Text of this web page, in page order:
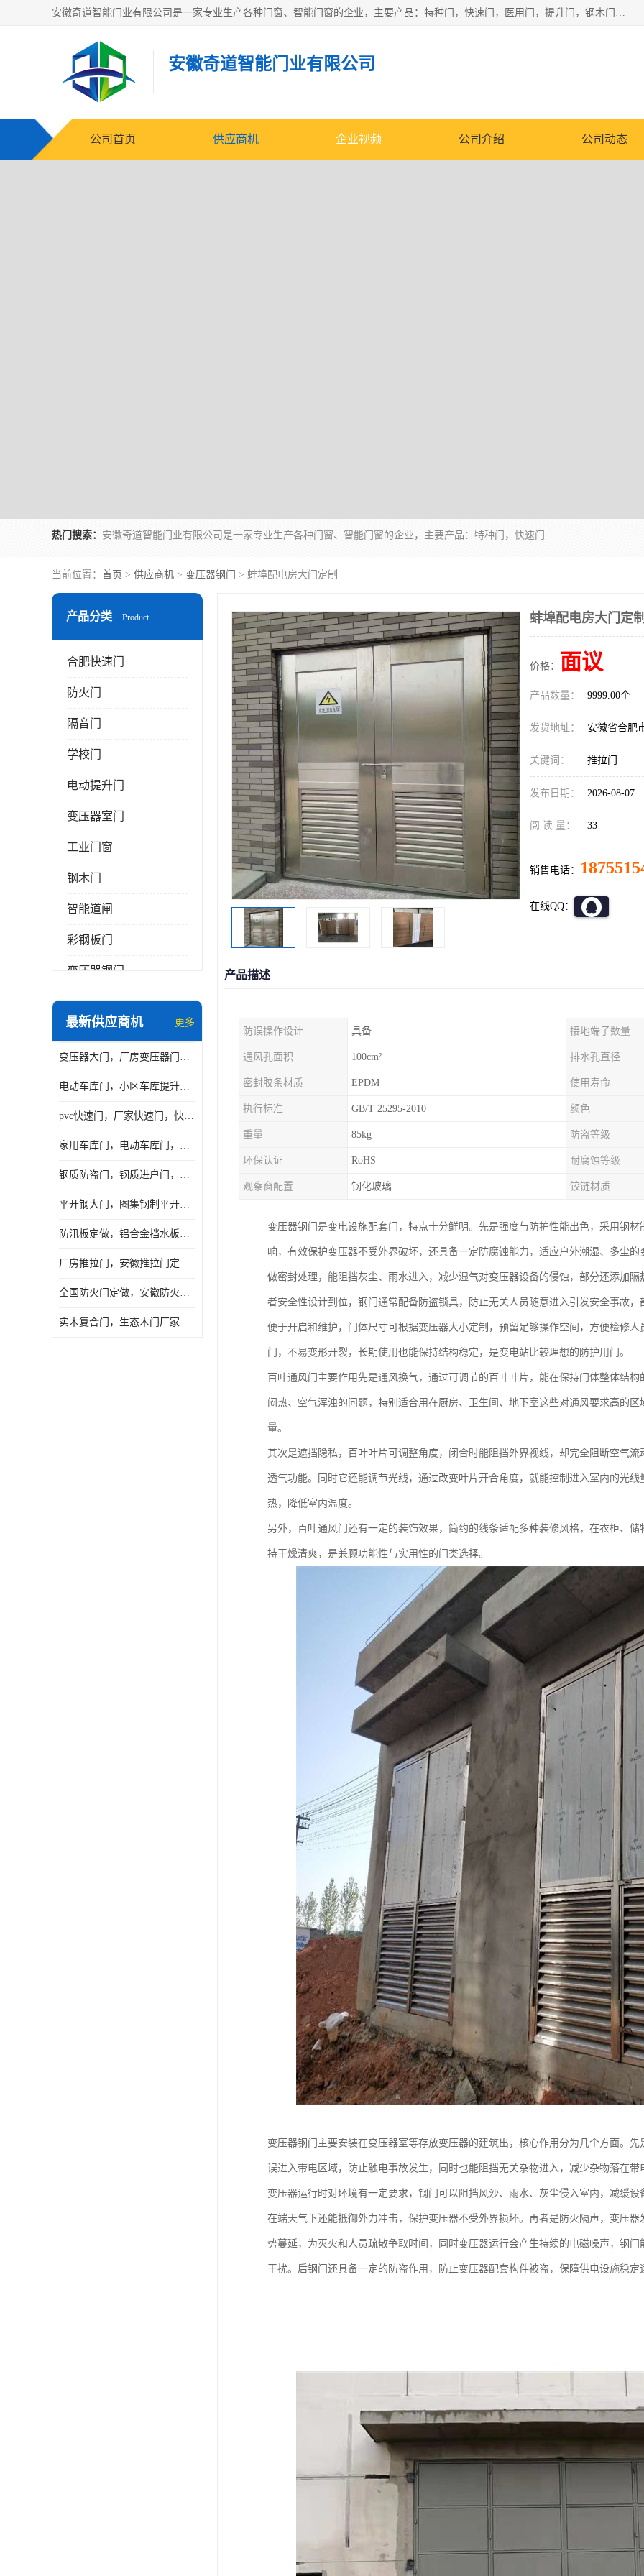
安徽奇道智能门业有限公司是一家专业生产各种门窗、智能门窗的企业，主要产品：特种门，快速门，医用门，提升门，钢木门，智能道闸，钢大门，平移门，卷帘门，保温门，钢制自由门，防火门等，欢迎前来咨询采购。
安徽奇道智能门业有限公司
公司首页 供应商机 企业视频 公司介绍 公司动态
热门搜索： 安徽奇道智能门业有限公司是一家专业生产各种门窗、智能门窗的企业，主要产品：特种门，快速门，医用门，提升门，钢木门，智能道闸，钢大门，平移门，卷帘门，保温门，钢制自由门，防火门等，欢迎前来咨询采购。
当前位置： 首页 > 供应商机 > 变压器钢门 > 蚌埠配电房大门定制
产品分类 Product
合肥快速门
防火门
隔音门
学校门
电动提升门
变压器室门
工业门窗
钢木门
智能道闸
彩钢板门
变压器钢门
非标门
抗爆门
快速门
最新供应商机 更多
变压器大门，厂房变压器门，配电所钢大门，变压器室钢大门
电动车库门，小区车库提升门，安徽提升门厂家，工业滑升门
pvc快速门，厂家快速门，快速卷帘门，感应快速门
家用车库门，电动车库门，车库滑升门，车库门安装
钢质防盗门，钢质进户门，钢质非标门厂家
平开钢大门，图集钢制平开门，厂房平开大门
防汛板定做，铝合金挡水板门，地库挡水板
厂房推拉门，安徽推拉门定做，夹芯板平移大门
全国防火门定做，安徽防火门批发，防火门价格
实木复合门，生态木门厂家，免漆门定做，安徽木门厂家直销
蚌埠配电房大门定
价格： 面议
产品数量： 9999.00个
发货地址： 安徽省合肥
关键词： 推拉门
发布日期： 2026-08-07
阅 读 量： 33
销售电话：
在线QQ：
产品描述
防误操作设计 具备 接地端子数量
通风孔面积 100cm² 排水孔直径
密封胶条材质 EPDM 使用寿命
执行标准 GB/T 25295-2010 颜色
重量 85kg 防盗等级
环保认证 RoHS 耐腐蚀等级
观察窗配置 钢化玻璃 铰链材质
变压器钢门是变电设施配套门，特点十分鲜明。先是强度与防护性能出色，采用钢
响，有效保护变压器不受外界破坏，还具备一定防腐蚀能力，适应户外潮湿、多尘
做密封处理，能阻挡灰尘、雨水进入，减少湿气对变压器设备的侵蚀，部分还添加
者安全性设计到位，钢门通常配备防盗锁具，防止无关人员随意进入引发安全事故
便于开启和维护，门体尺寸可根据变压器大小定制，预留足够操作空间，方便检修
门，不易变形开裂，长期使用也能保持结构稳定，是变电站比较理想的防护用门。
百叶通风门主要作用先是通风换气，通过可调节的百叶叶片，能在保持门体整体结
闷热、空气浑浊的问题，特别适合用在厨房、卫生间、地下室这些对通风要求高的
量。
其次是遮挡隐私，百叶叶片可调整角度，闭合时能阻挡外界视线，却完全阻断空气
透气功能。同时它还能调节光线，通过改变叶片开合角度，就能控制进入室内的光
热，降低室内温度。
另外，百叶通风门还有一定的装饰效果，简约的线条适配多种装修风格，在衣柜、
持干燥清爽，是兼顾功能性与实用性的门类选择。
变压器钢门主要安装在变压器室等存放变压器的建筑出，核心作用分为几个方面。
误进入带电区域，防止触电事故发生，同时也能阻挡无关杂物进入，减少杂物落在
变压器运行时对环境有一定要求，钢门可以阻挡风沙、雨水、灰尘侵入室内，减缓
在端天气下还能抵御外力冲击，保护变压器不受外界损坏。再者是防火隔声，变压
势蔓延，为灭火和人员疏散争取时间，同时变压器运行会产生持续的电磁噪声，钢
干扰。后钢门还具备一定的防盗作用，防止变压器配套构件被盗，保障供电设施稳定